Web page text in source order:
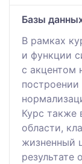
Базы
В рамках
и функции
с акцентом
Курс также
области,
жизненный
результате